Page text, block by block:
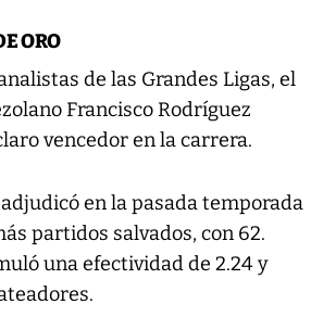
ORO
de las Grandes Ligas, el
Francisco Rodríguez
vencedor en la carrera.
en la pasada temporada
partidos salvados, con 62.
una efectividad de 2.24 y